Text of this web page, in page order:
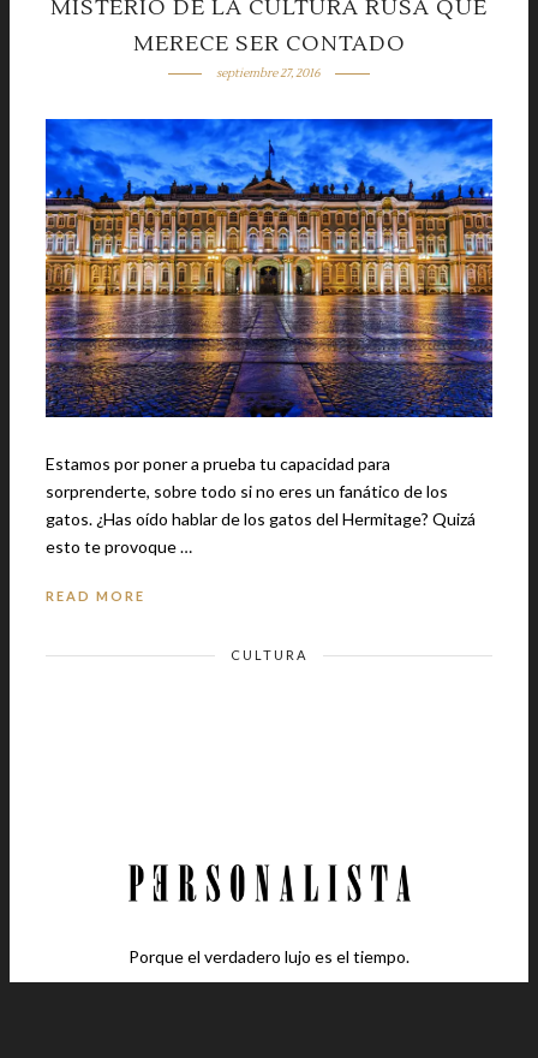
MISTERIO DE LA CULTURA RUSA QUE
MERECE SER CONTADO
septiembre 27, 2016
Estamos por poner a prueba tu capacidad para
sorprenderte, sobre todo si no eres un fanático de los
gatos. ¿Has oído hablar de los gatos del Hermitage? Quizá
esto te provoque …
READ MORE
CULTURA
Porque el verdadero lujo es el tiempo.